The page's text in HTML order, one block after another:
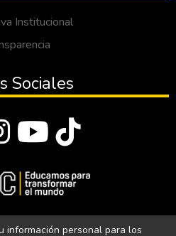
Institucional
Sociales
información personal para los